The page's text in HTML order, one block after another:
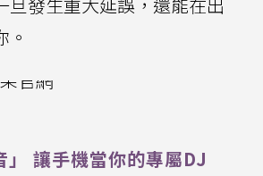
」 讓手機當你的專屬DJ